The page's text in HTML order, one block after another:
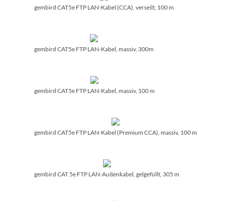
gembird CAT5e FTP LAN-Kabel (CCA), verseilt, 100 m
gembird CAT5e FTP LAN-Kabel, massiv, 300m
gembird CAT5e FTP LAN-Kabel, massiv, 100 m
gembird CAT5e FTP LAN-Kabel (Premium CCA), massiv, 100 m
gembird CAT 5e FTP LAN-Außenkabel, gelgefüllt, 305 m